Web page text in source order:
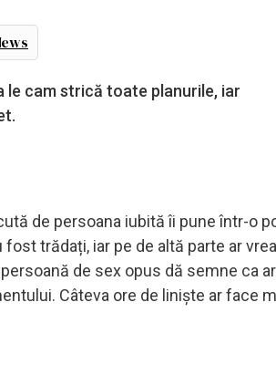
cam strică toate planurile, iar
de persoana iubită îi pune într-o
trădați, iar pe de altă parte ar
de sex opus dă semne ca ar
Câteva ore de liniște ar face